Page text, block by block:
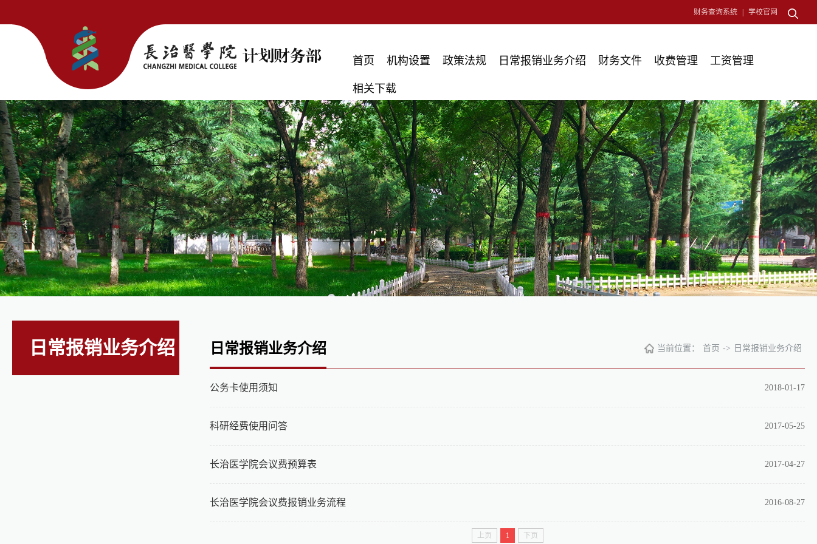
财务查询系统 学校官网
首页 机构设置 政策法规 日常报销业务介绍 财务文件 收费管理 工资管理
相关下载
日常报销业务介绍 日常报销业务介绍 当前位置： 首页 -> 日常报销业务介绍
2018-01-17
公务卡使用须知
2017-05-25
科研经费使用问答
2017-04-27
长治医学院会议费预算表
2016-08-27
长治医学院会议费报销业务流程
上页 1 下页